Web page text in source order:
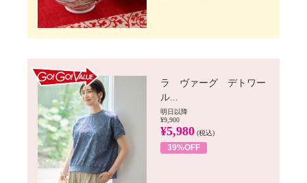
ラ ヴァーグ デトワー
ル...
明日以降
¥9,900
¥5,980 (税込)
39%OFF